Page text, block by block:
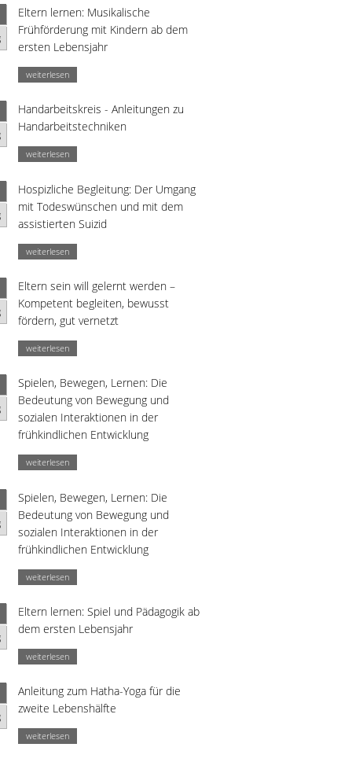
Eltern lernen: Musikalische
Frühförderung mit Kindern ab dem
ersten Lebensjahr
weiterlesen
Handarbeitskreis - Anleitungen zu
Handarbeitstechniken
weiterlesen
Hospizliche Begleitung: Der Umgang
mit Todeswünschen und mit dem
assistierten Suizid
weiterlesen
Eltern sein will gelernt werden –
Kompetent begleiten, bewusst
fördern, gut vernetzt
weiterlesen
Spielen, Bewegen, Lernen: Die
Bedeutung von Bewegung und
sozialen Interaktionen in der
frühkindlichen Entwicklung
weiterlesen
Spielen, Bewegen, Lernen: Die
Bedeutung von Bewegung und
sozialen Interaktionen in der
frühkindlichen Entwicklung
weiterlesen
Eltern lernen: Spiel und Pädagogik ab
dem ersten Lebensjahr
weiterlesen
Anleitung zum Hatha-Yoga für die
zweite Lebenshälfte
weiterlesen